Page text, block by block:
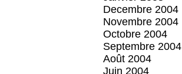
Decembre 2004
Novembre 2004
Octobre 2004
Septembre 2004
Août 2004
Juin 2004